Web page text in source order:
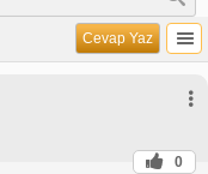
Cevap Yaz
0